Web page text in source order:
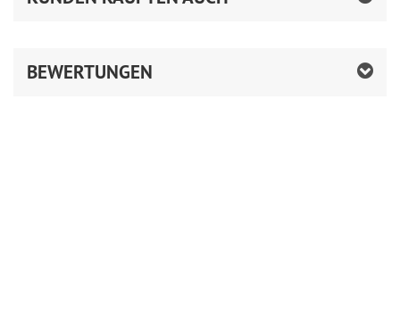
BEWERTUNGEN